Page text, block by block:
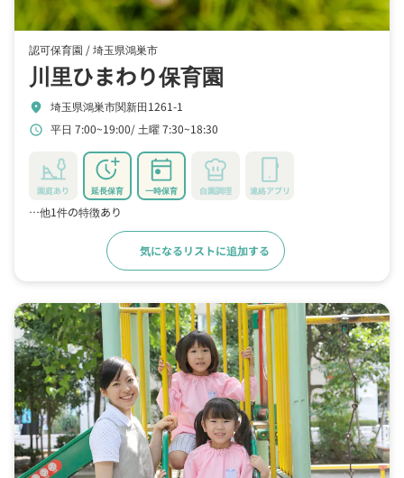
認可保育園 /埼玉県鴻巣市
川里ひまわり保育園
location_on 埼玉県鴻巣市関新田1261-1
schedule 平日 7:00~19:00 土曜 7:30~18:30
園庭あり 延長保育 一時保育 自園調理 連絡アプリ
…他1件の特徴あり
気になるリストに追加する